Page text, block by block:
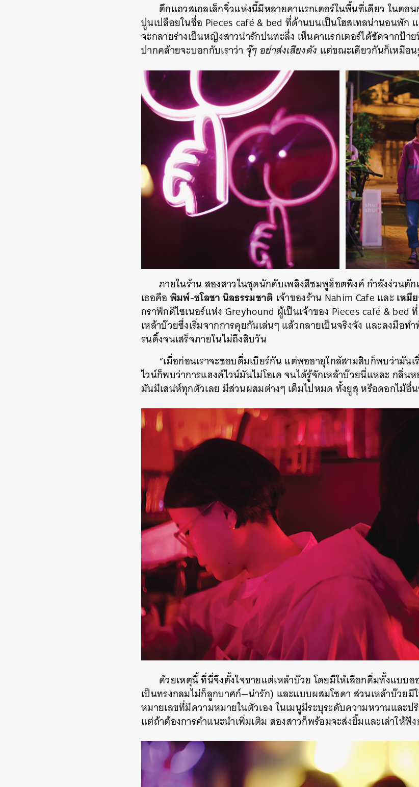
ตึกแถวสเกลเล็กจิ๋วแห่งนี้มีหลายคาแรกเตอร์ในพื้นที่เดียว ในตอ
ปูนเปลือยในชื่อ Pieces café & bed ที่ด้านบนเป็นโฮสเทลน่านอนพัก
จะกลายร่างเป็นหญิงสาวน่ารักปนทะลึ่ง เห็นคาแรกเตอร์ได้ชัดจากป้า
ปากคล้ายจะบอกกับเราว่าจุ๊ๆ อย่าส่งเสียงดัง แต่ขณะเดียวกันก็เหมือ
ภายในร้าน สองสาวในชุดนักดับเพลิงสีชมพูฮ็อตพิงค์ กำลังง่วนตัก
เธอคือ พิมพ์-ชโลชา นิลธรรมชาติ เจ้าของร้าน Nahim Cafe และ เหมี
กราฟิกดีไซเนอร์แห่ง Greyhound ผู้เป็นเจ้าของ Pieces café & bed
เหล้าบ๊วยซึ่งเริ่มจากการคุยกันเล่นๆ แล้วกลายเป็นจริงจัง และลงมือท
รนดิ้งจนเสร็จภายในไม่ถึงสิบวัน
“เมื่อก่อนเราจะชอบดื่มเบียร์กัน แต่พออายุใกล้สามสิบก็พบว่ามัน
ไวน์ก็พบว่าการแฮงค์ไวน์มันไม่โอเค จนได้รู้จักเหล้าบ๊วยนี่แหละ กลิ่น
มันมีเสน่ห์ทุกตัวเลย มีส่วนผสมต่างๆ เต็มไปหมด ทั้งยูสุ หรือดอกไม้อื่น
ด้วยเหตุนี้ ที่นี่จึงตั้งใจขายแต่เหล้าบ๊วย โดยมีให้เลือกดื่มทั้งแบบอ
เป็นทรงกลมไม่ก็ลูกบาศก์—น่ารัก) และแบบผสมโซดา ส่วนเหล้าบ๊วยมี
หมายเลขที่มีความหมายในตัวเอง ในเมนูมีระบุระดับความหวานและ
แต่ถ้าต้องการคำแนะนำเพิ่มเติม สองสาวก็พร้อมจะส่งยิ้มและเล่าให้ฟั
SHARE TWEET LINE EMAIL